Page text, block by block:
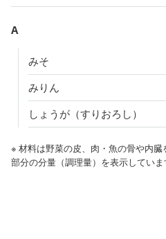
A
みそ
みりん
しょうが（すりおろし）
※ 材料は野菜の皮、肉・魚の骨や内
部分の分量（調理量）を表示していま